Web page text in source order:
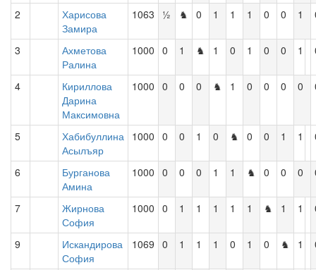
2
Харисова
Замира
1063 ½ ♞ 0 1 1 1 0 0 1
3
Ахметова
Ралина
1000 0 1 ♞ 1 0 1 0 0 1
4
Кириллова
Дарина
Максимовна
1000 0 0 0 ♞ 1 0 0 0 0
5
Хабибуллина
Асылъяр
1000 0 0 1 0 ♞ 0 0 1 1
6
Бурганова
Амина
1000 0 0 0 1 1 ♞ 0 0 0
7
Жирнова
София
1000 0 1 1 1 1 1 ♞ 1 1
9
Искандирова
София
1069 0 1 1 1 0 1 0 ♞ 1